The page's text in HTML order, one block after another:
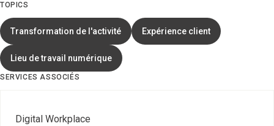
TOPICS
Transformation de l'activité Expérience client
Lieu de travail numérique
SERVICES ASSOCIÉS
Digital Workplace